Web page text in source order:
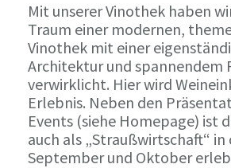
Mit unserer Vinothek haben
Traum einer modernen,
Vinothek mit einer
Architektur und spannendem
verwirklicht. Hier wird
Erlebnis. Neben den
Events (siehe Homepage) ist
auch als „Straußwirtschaft“
September und Oktober